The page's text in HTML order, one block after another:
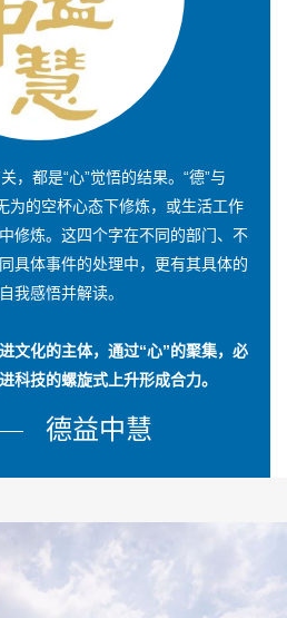
关，都是“心”觉悟的结果。“德”与
为的空杯心态下修炼，或生活工作
修炼。这四个字在不同的部门、不
具体事件的处理中，更有其具体的
我感悟并解读。
文化的主体，通过“心”的聚集，必
科技的螺旋式上升形成合力。
德益中慧